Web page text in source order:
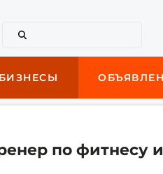
БИЗНЕСЫ
по фитнесу